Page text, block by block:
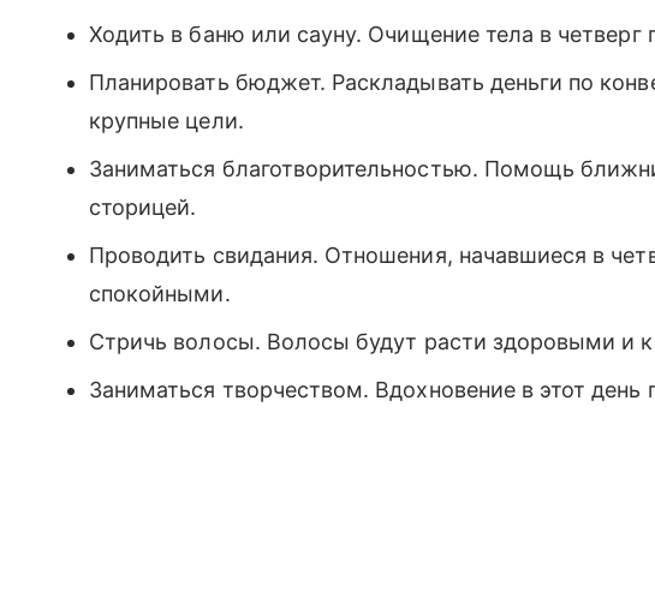
Ходить в баню или сауну. Очищение тела в
Планировать бюджет. Раскладывать деньги по
крупные цели.
Заниматься благотворительностью. Помощь
сторицей.
Проводить свидания. Отношения, начавшиеся в
спокойными.
Стричь волосы. Волосы будут расти здоровыми и
Заниматься творчеством. Вдохновение в этот день